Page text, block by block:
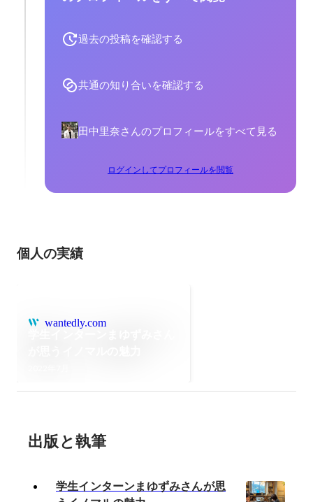
過去の投稿を確認する
共通の知り合いを確認する
田中里奈さんのプロフィールをすべて見る
ログインしてプロフィールを閲覧
個人の実績
wantedly.com
出版と執筆
学生インターンまゆずみさんが思